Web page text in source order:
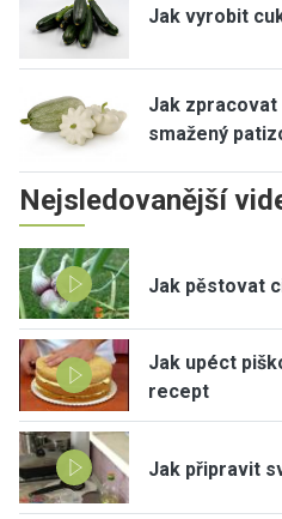
Jak vyrobit
Jak
smažený
Nejsledovanější
Jak pěstovat
Jak upéct
recept
Jak připravit